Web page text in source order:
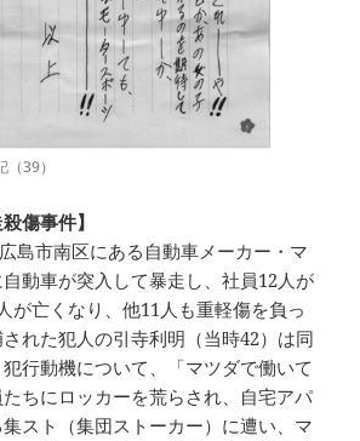
39）
傷事件】
島市南区にある自動車メーカー・マ
動車が突入して暴走し、社員12人が
が亡くなり、他11人も重軽傷を負っ
れた犯人の引寺利明（当時42）は同
行動機について、「マツダで働いて
ちにロッカーを荒らされ、自宅アパ
スト（集団ストーカー）に遭い、マ